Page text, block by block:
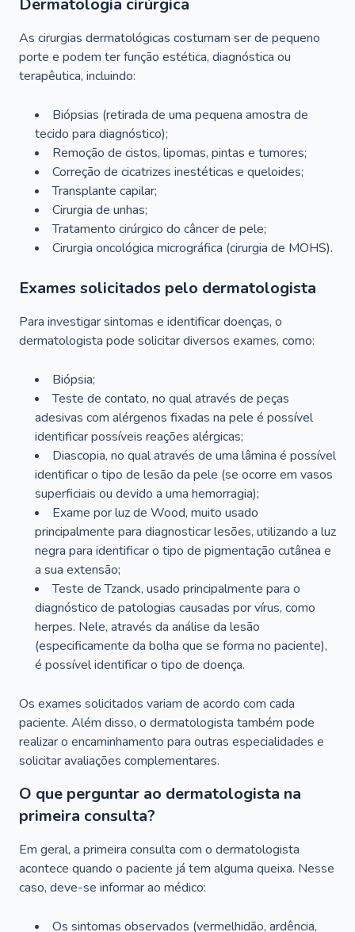
Dermatologia cirúrgica
As cirurgias dermatológicas costumam ser de pequeno
porte e podem ter função estética, diagnóstica ou
terapêutica, incluindo:
Biópsias (retirada de uma pequena amostra de
tecido para diagnóstico);
Remoção de cistos, lipomas, pintas e tumores;
Correção de cicatrizes inestéticas e queloides;
Transplante capilar;
Cirurgia de unhas;
Tratamento cirúrgico do câncer de pele;
Cirurgia oncológica micrográfica (cirurgia de MOHS).
Exames solicitados pelo dermatologista
Para investigar sintomas e identificar doenças, o
dermatologista pode solicitar diversos exames, como:
Biópsia;
Teste de contato, no qual através de peças
adesivas com alérgenos fixadas na pele é possível
identificar possíveis reações alérgicas;
Diascopia, no qual através de uma lâmina é possível
identificar o tipo de lesão da pele (se ocorre em vasos
superficiais ou devido a uma hemorragia);
Exame por luz de Wood, muito usado
principalmente para diagnosticar lesões, utilizando a luz
negra para identificar o tipo de pigmentação cutânea e
a sua extensão;
Teste de Tzanck, usado principalmente para o
diagnóstico de patologias causadas por vírus, como
herpes. Nele, através da análise da lesão
(especificamente da bolha que se forma no paciente),
é possível identificar o tipo de doença.
Os exames solicitados variam de acordo com cada
paciente. Além disso, o dermatologista também pode
realizar o encaminhamento para outras especialidades e
solicitar avaliações complementares.
O que perguntar ao dermatologista na
primeira consulta?
Em geral, a primeira consulta com o dermatologista
acontece quando o paciente já tem alguma queixa. Nesse
caso, deve-se informar ao médico:
Os sintomas observados (vermelhidão, ardência,